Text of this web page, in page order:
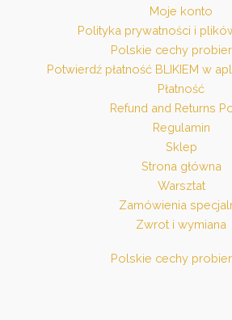
Moje konto
Polityka prywatności i
Polskie cechy
Potwierdź płatność BLIKIEM w
Płatność
Refund and Returns
Regulamin
Sklep
Strona główna
Warsztat
Zamówienia
Zwrot i wymiana
Polskie cechy